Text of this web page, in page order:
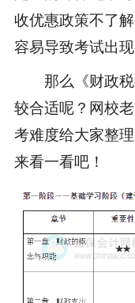
收优惠政策不了
容易导致考试出现
那么《财政
较合适呢？网校
考难度给大家整
来看一看吧！